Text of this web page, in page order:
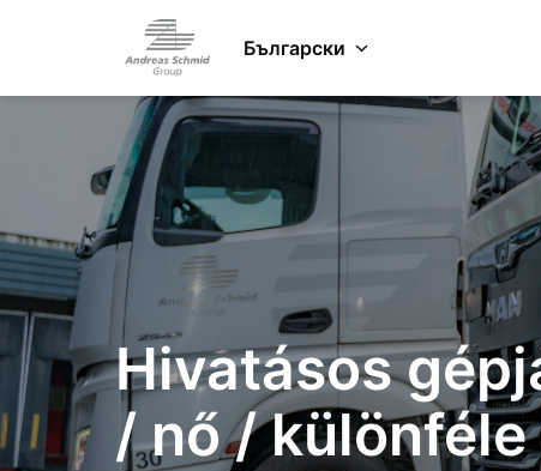
Startseite
Български
Hivatásos
/ nő / különféle